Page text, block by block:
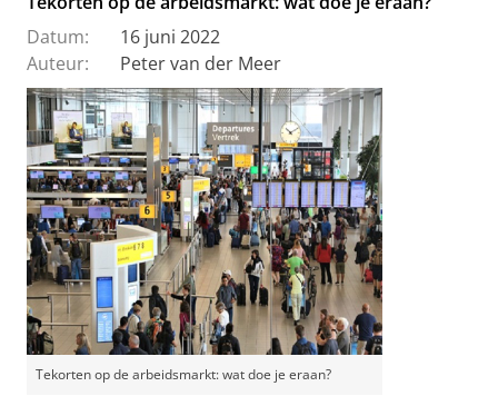
Datum:
16 juni 2022
Auteur:
Peter van der Meer
Tekorten op de arbeidsmarkt: wat doe je eraan?